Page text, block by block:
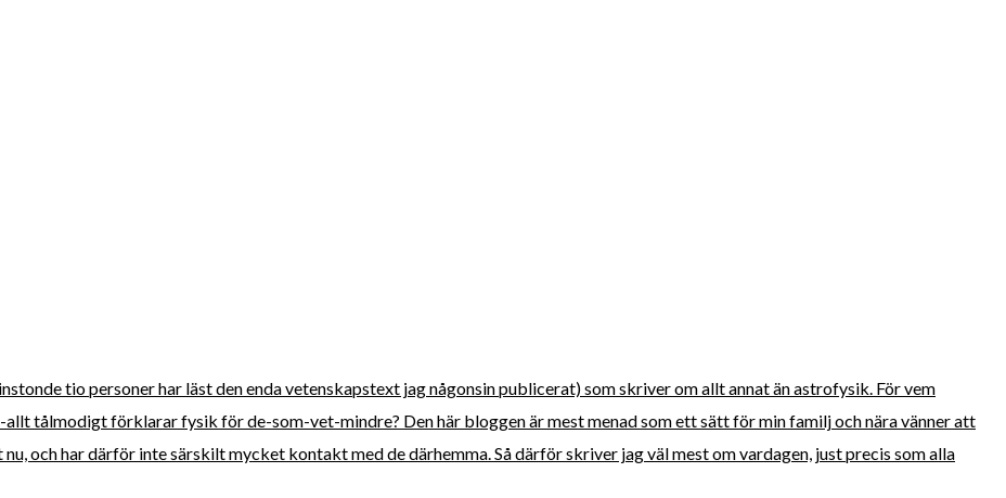
tio personer har läst den enda vetenskapstext jag någonsin publicerat) som skriver om allt annat än astrofysik. För vem
tålmodigt förklarar fysik för de-som-vet-mindre? Den här bloggen är mest menad som ett sätt för min familj och nära vänner att
och har därför inte särskilt mycket kontakt med de därhemma. Så därför skriver jag väl mest om vardagen, just precis som alla